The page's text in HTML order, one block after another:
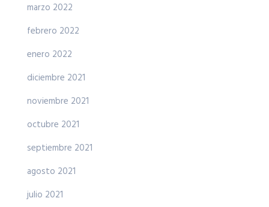
marzo 2022
febrero 2022
enero 2022
diciembre 2021
noviembre 2021
octubre 2021
septiembre 2021
agosto 2021
julio 2021